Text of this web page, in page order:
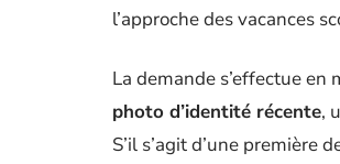
l’approche des vacances
La demande s’effectue
photo d’identité récente,
S’il s’agit d’une première